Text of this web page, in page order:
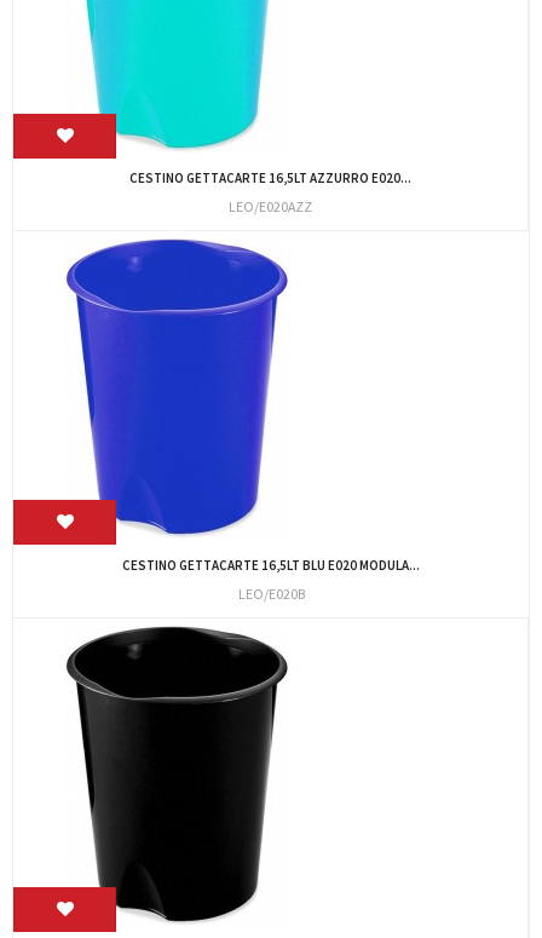
CESTINO GETTACARTE 16,5LT AZZURRO E020...
LEO/E020AZZ
CESTINO GETTACARTE 16,5LT BLU E020 MODULA...
LEO/E020B